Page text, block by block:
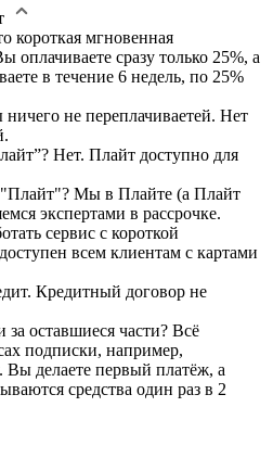
короткая мгновенная
оплачиваете сразу только 25%, а
в течение 6 недель, по 25%
не переплачиваетей. Нет
Нет. Плайт доступно для
Мы в Плайте (а Плайт
экспертами в рассрочке.
сервис с короткой
всем клиентам с картами
Кредитный договор не
за оставшиеся части? Всё
подписки, например,
делаете первый платёж, а
средства один раз в 2